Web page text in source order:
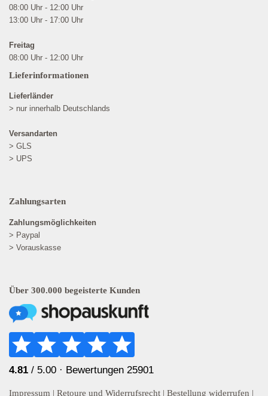
08:00 Uhr - 12:00 Uhr
13:00 Uhr - 17:00 Uhr
Freitag
08:00 Uhr - 12:00 Uhr
Lieferinformationen
Lieferländer
> nur innerhalb Deutschlands
Versandarten
> GLS
> UPS
Zahlungsarten
Zahlungsmöglichkeiten
> Paypal
> Vorauskasse
Über 300.000 begeisterte Kunden
4.81 / 5.00 · Bewertungen 25901
Impressum | Retoure und Widerrufsrecht | Bestellung widerrufen |